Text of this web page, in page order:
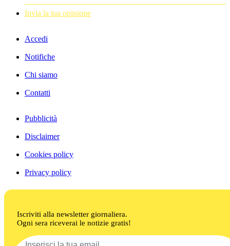
Invia la tua opinione
Accedi
Notifiche
Chi siamo
Contatti
Pubblicità
Disclaimer
Cookies policy
Privacy policy
Iscriviti alla newsletter giornaliera.
Ogni sera riceverai le notizie gratis!